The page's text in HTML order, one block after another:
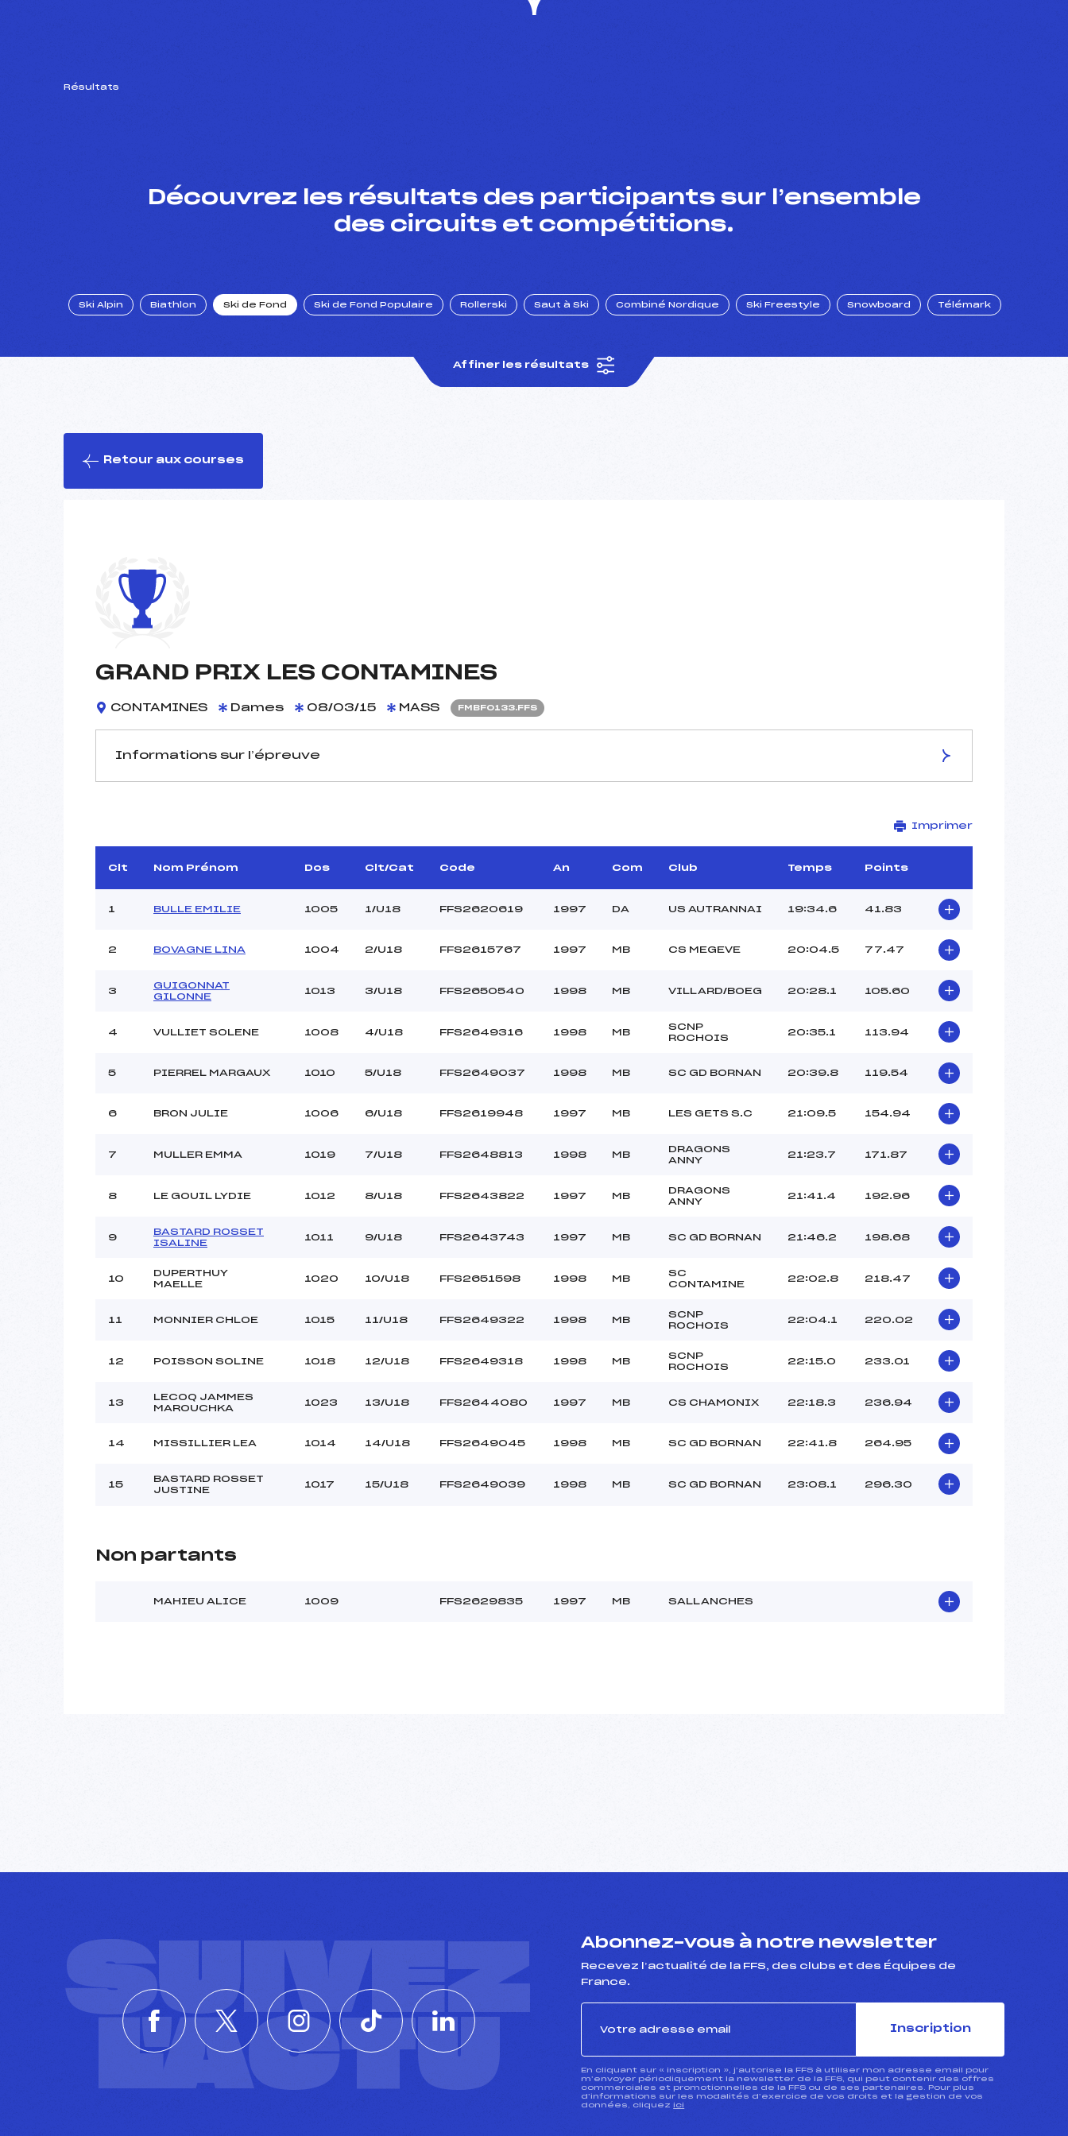
Résultats
Découvrez les résultats des participants sur l’ensemble
des circuits et compétitions.
Ski Alpin Biathlon Ski de Fond Ski de Fond Populaire Rollerski Saut à Ski Combiné Nordique Ski Freestyle Snowboard Télémark
Affiner les résultats
Retour aux courses
GRAND PRIX LES CONTAMINES
CONTAMINES Dames 08/03/15 MASS FMBF0133.FFS
Informations sur l’épreuve
D.T Adjoint :
–
Dir. Epreuve :
MARGUET PHILIPPE (MB)
PARC NORDIQUE CONTAMINES
Montée Tot. :
Homologation :
2014-52-2
Imprimer
Clt Nom Prénom Dos Clt/Cat Code An Com Club Temps Points
1 BULLE EMILIE 1005 1/U18 FFS2620619 1997 DA US AUTRANNAI 19:34.6 41.83
2 BOVAGNE LINA 1004 2/U18 FFS2615767 1997 MB CS MEGEVE 20:04.5 77.47
3
GUIGONNAT
GILONNE
1013 3/U18 FFS2650540 1998 MB VILLARD/BOEG 20:28.1 105.60
4 VULLIET SOLENE 1008 4/U18 FFS2649316 1998 MB
SCNP
ROCHOIS
20:35.1 113.94
5 PIERREL MARGAUX 1010 5/U18 FFS2649037 1998 MB SC GD BORNAN 20:39.8 119.54
6 BRON JULIE 1006 6/U18 FFS2619948 1997 MB LES GETS S.C 21:09.5 154.94
7 MULLER EMMA 1019 7/U18 FFS2648813 1998 MB
DRAGONS
ANNY
21:23.7 171.87
8 LE GOUIL LYDIE 1012 8/U18 FFS2643822 1997 MB
DRAGONS
ANNY
21:41.4 192.96
9
BASTARD ROSSET
ISALINE
1011 9/U18 FFS2643743 1997 MB SC GD BORNAN 21:46.2 198.68
10
DUPERTHUY
MAELLE
1020 10/U18 FFS2651598 1998 MB
SC
CONTAMINE
22:02.8 218.47
11 MONNIER CHLOE 1015 11/U18 FFS2649322 1998 MB
SCNP
ROCHOIS
22:04.1 220.02
12 POISSON SOLINE 1018 12/U18 FFS2649318 1998 MB
SCNP
ROCHOIS
22:15.0 233.01
13
LECOQ JAMMES
MAROUCHKA
1023 13/U18 FFS2644080 1997 MB CS CHAMONIX 22:18.3 236.94
14 MISSILLIER LEA 1014 14/U18 FFS2649045 1998 MB SC GD BORNAN 22:41.8 264.95
15
BASTARD ROSSET
JUSTINE
1017 15/U18 FFS2649039 1998 MB SC GD BORNAN 23:08.1 296.30
Non partants
MAHIEU ALICE 1009 FFS2629835 1997 MB SALLANCHES
SUIVEZ
L'ACTU
Abonnez-vous à notre newsletter
Recevez l’actualité de la FFS, des clubs et des Équipes de
France.
Inscription
En cliquant sur « inscription », j’autorise la FFS à utiliser mon adresse email pour
m’envoyer périodiquement la newsletter de la FFS, qui peut contenir des offres
commerciales et promotionnelles de la FFS ou de ses partenaires. Pour plus
d’informations sur les modalités d’exercice de vos droits et la gestion de vos
données, cliquez ici